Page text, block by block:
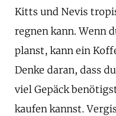
Kitts und Nevis
regnen kann. Wenn
planst, kann ein
Denke daran, dass
viel Gepäck
kaufen kannst.